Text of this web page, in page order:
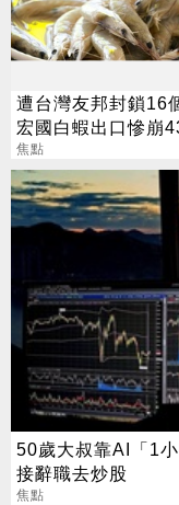
遭台灣友邦封鎖16
宏國白蝦出口慘崩
焦點
50歲大叔靠AI「1
接辭職去炒股
焦點